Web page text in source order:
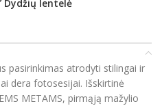
Dydžių lentelė
pasirinkimas atrodyti stilingai ir
dera fotosesijai. Išskirtinė
METAMS, pirmąją mažylio